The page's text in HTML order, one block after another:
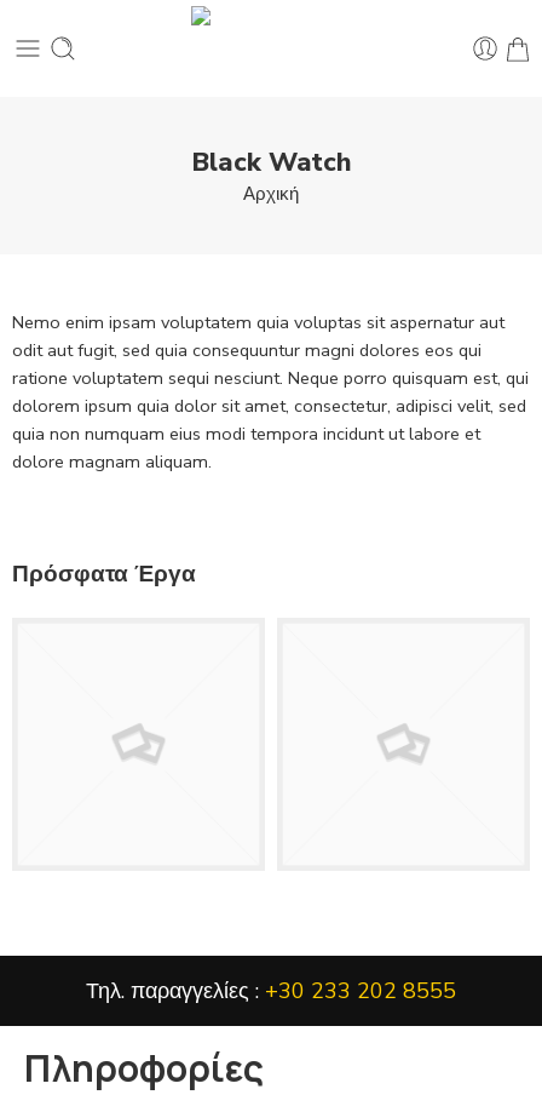
Black Watch
Αρχική
Nemo enim ipsam voluptatem quia voluptas sit aspernatur aut
odit aut fugit, sed quia consequuntur magni dolores eos qui
ratione voluptatem sequi nesciunt. Neque porro quisquam est, qui
dolorem ipsum quia dolor sit amet, consectetur, adipisci velit, sed
quia non numquam eius modi tempora incidunt ut labore et
dolore magnam aliquam.
Πρόσφατα Έργα
Τηλ. παραγγελίες : +30 233 202 8555
Πληροφορίες